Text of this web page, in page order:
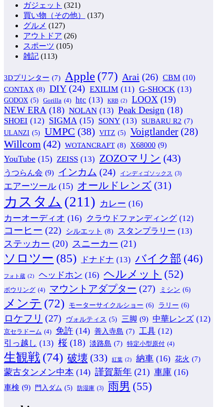
ガジェット (321)
買い物（その他）
(137)
グルメ (127)
アウトドア (26)
スポーツ (105)
雑記 (113)
3Dプリンター (7) Apple (77) Arai (26) CBM (10)
CONTAX (8) DIY (24) EXILIM (11) G-SHOCK (13)
GODOX (5) Gorilla (4) htc (13) KRB (2) LOOX (19)
NEW ERA (18) NOLAN (13) Peak Design (18)
SHOEI (12) SIGMA (15) SONY (13) SUBARU R2 (7)
ULANZI (5) UMPC (38) VITZ (5) Voigtlander (28)
Willcom (42) WOTANCRAFT (8) X68000 (9)
YouTube (15) ZEISS (13) ZOZOマリン (43)
うつらん会 (9) インカム (24) インディゴソックス (3)
エアーツール (15) オールドレンズ (31)
カスタム (211) カレー (16)
カーオーディオ (16) クラウドファンディング (12)
コーヒー (22) シルエット (8) スタンプラリー (13)
ステッカー (20) スニーカー (21)
ソロツー (85) ドナドナ (13) バイク部 (46)
フォト蔵 (2) ヘッドホン (16) ヘルメット (52)
ボウリング (4) マウントアダプター (27) ミシン (6)
メンテ (72) モーターサイクルショー (6) ラリー (6)
ロケフリ (27) ヴォルティス (5) 三脚 (9) 中華レンズ (12)
京セラドーム (4) 免許 (14) 善入寺島 (7) 工具 (12)
引っ越し (13) 桜 (18) 淡路島 (7) 特定小型原付 (4)
生観戦 (74) 破壊 (33) 紅葉 (2) 納車 (16) 花火 (7)
蒙古タンメン中本 (14) 謹賀新年 (21) 車庫 (16)
車検 (9) 門入ダム (5) 防湿庫 (3) 雨男 (55)